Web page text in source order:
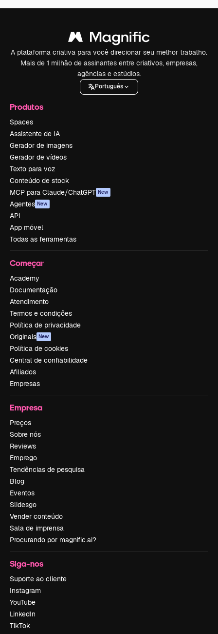
A plataforma criativa para você direcionar seu melhor trabalho.
Mais de 1 milhão de assinantes entre criativos, empresas,
agências e estúdios.
Português
Produtos
Spaces
Assistente de IA
Gerador de imagens
Gerador de vídeos
Texto para voz
Conteúdo de stock
MCP para Claude/ChatGPT New
Agentes New
API
App móvel
Todas as ferramentas
Começar
Academy
Documentação
Atendimento
Termos e condições
Política de privacidade
Originais New
Política de cookies
Central de confiabilidade
Afiliados
Empresas
Empresa
Preços
Sobre nós
Reviews
Emprego
Tendências de pesquisa
Blog
Eventos
Slidesgo
Vender conteúdo
Sala de imprensa
Procurando por magnific.ai?
Siga-nos
Suporte ao cliente
Instagram
YouTube
LinkedIn
TikTok